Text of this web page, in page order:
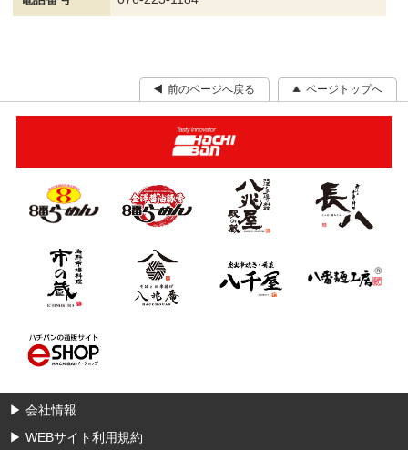
前のページへ戻る ページトップへ
▶ 会社情報
▶ WEBサイト利用規約